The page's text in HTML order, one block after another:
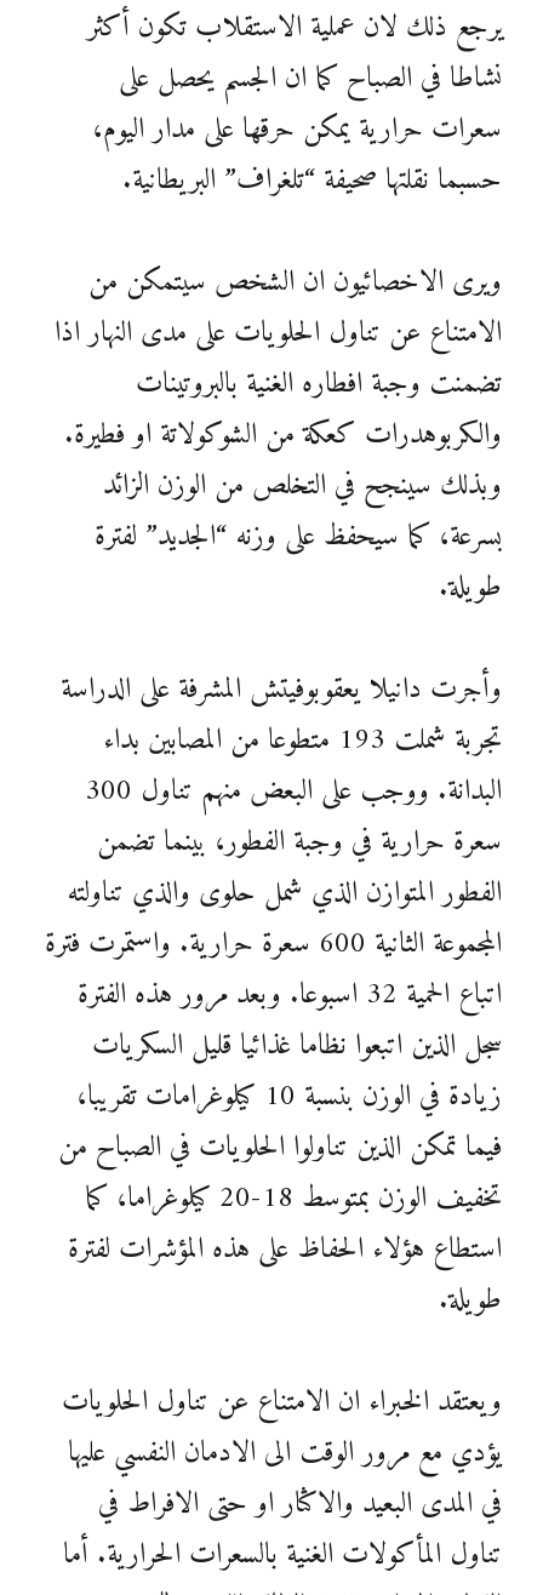
يرجع ذلك لان عملية الاستقلاب تكون أكثر
نشاطا في الصباح كما ان الجسم يحصل على
سعرات حرارية يمكن حرقها على مدار اليوم،
حسبما نقلتها صحيفة “تلغراف” البريطانية.
ويرى الاخصائيون ان الشخص سيتمكن من
الامتناع عن تناول الحلويات على مدى النهار اذا
تضمنت وجبة افطاره الغنية بالبروتينات
والكربوهدرات كعكة من الشوكولاتة او فطيرة.
وبذلك سينجح في التخلص من الوزن الزائد
بسرعة، كما سيحفظ على وزنه “الجديد” لفترة
طويلة.
وأجرت دانيلا يعقوبوفيتش المشرفة على الدراسة
تجربة شملت 193 متطوعا من المصابين بداء
البدانة. ووجب على البعض منهم تناول 300
سعرة حرارية في وجبة الفطور، بينما تضمن
الفطور المتوازن الذي شمل حلوى والذي تناولته
المجموعة الثانية 600 سعرة حرارية. واستمرت فترة
اتباع الحمية 32 اسبوعا. وبعد مرور هذه الفترة
سجل الذين اتبعوا نظاما غذائيا قليل السكريات
زيادة في الوزن بنسبة 10 كيلوغرامات تقريبا،
فيما تمكن الذين تناولوا الحلويات في الصباح من
تخفيف الوزن بمتوسط 18-20 كيلوغراما، كما
استطاع هؤلاء الحفاظ على هذه المؤشرات لفترة
طويلة.
ويعتقد الخبراء ان الامتناع عن تناول الحلويات
يؤدي مع مرور الوقت الى الادمان النفسي عليها
في المدى البعيد والاكثار او حتى الافراط في
تناول المأكولات الغنية بالسعرات الحرارية. أما